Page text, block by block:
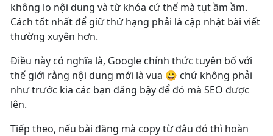
không lo nội dung và từ khóa cứ thế mà tụt ầm ầm.
Cách tốt nhất để giữ thứ hạng phải là cập nhật bài viết
thường xuyên hơn.
Điều này có nghĩa là, Google chính thức tuyên bố với
thế giới rằng nội dung mới là vua 😀 chứ không phải
như trước kia các bạn đăng bậy để đó mà SEO được
lên.
Tiếp theo, nếu bài đăng mà copy từ đâu đó thì hoàn